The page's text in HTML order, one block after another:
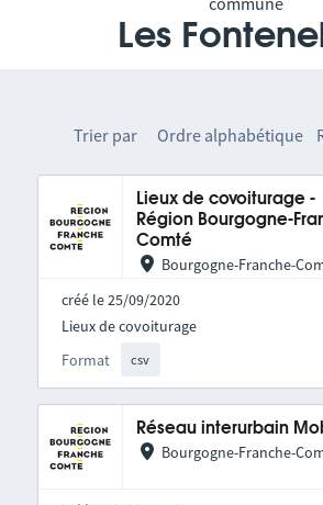
Les
Trier par Ordre alphabétique
Lieux de covoiturage -
Région Bourgogne-
Comté
Bourgogne-Franche-
créé le 25/09/2020
Format csv
Lieux de covoiturage
Réseau interurbain
Bourgogne-Franche-